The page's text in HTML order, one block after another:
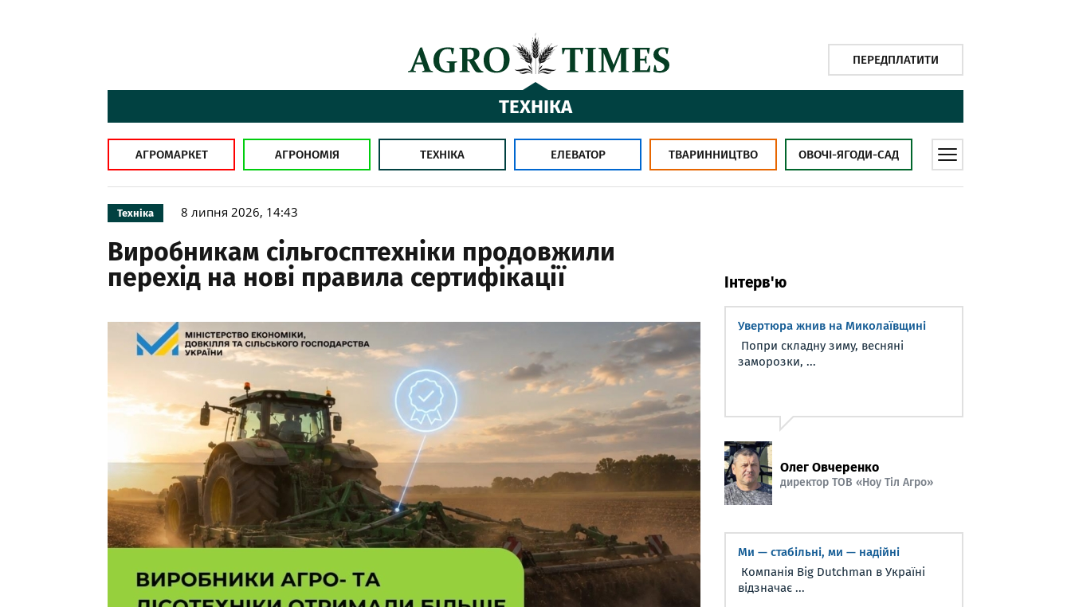
ПЕРЕДПЛАТИТИ
ТЕХНІКА
АГРОМАРКЕТ АГРОНОМІЯ ТЕХНІКА ЕЛЕВАТОР ТВАРИННИЦТВО ОВОЧІ-ЯГОДИ-САД
Техніка 8 липня 2026, 14:43
Виробникам сільгосптехніки продовжили
перехід на нові правила сертифікації
Інтерв'ю
Увертюра жнив на Миколаївщині
Попри складну зиму, весняні
заморозки, ...
Олег Овчеренко
директор ТОВ «Ноу Тіл Агро»
Ми — стабільні, ми — надійні
Компанія Big Dutchman в Україні
відзначає ...